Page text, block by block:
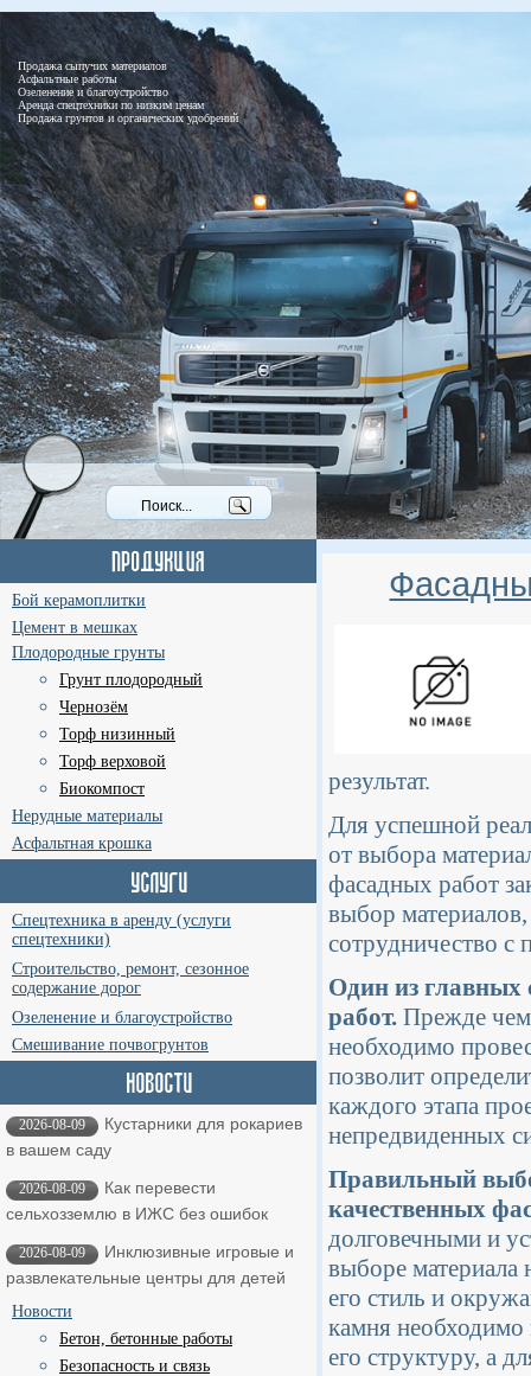
Продажа сыпучих материалов
Асфальтные работы
Озеленение и благоустройство
Аренда спецтехники по низким ценам
Продажа грунтов и органических удобрений
Бой керамоплитки
Цемент в мешках
Плодородные грунты
Грунт плодородный
Чернозём
Торф низинный
Торф верховой
Биокомпост
Нерудные материалы
Асфальтная крошка
Спецтехника в аренду (услуги
спецтехники)
Строительство, ремонт, сезонное
содержание дорог
Озеленение и благоустройство
Смешивание почвогрунтов
2026-08-09
Кустарники для рокариев
в вашем саду
2026-08-09
Как перевести
сельхозземлю в ИЖС без ошибок
2026-08-09
Инклюзивные игровые и
развлекательные центры для детей
Новости
Бетон, бетонные работы
Безопасность и связь
результат.
Для успешной
от выбора
фасадных работ
выбор
сотрудничество с
Один из главных
работ. Прежде чем
необходимо
позволит
каждого этапа
непредвиденных
Правильный
качественных
долговечными и
выборе материала
его стиль и
камня необходимо
его структуру, а